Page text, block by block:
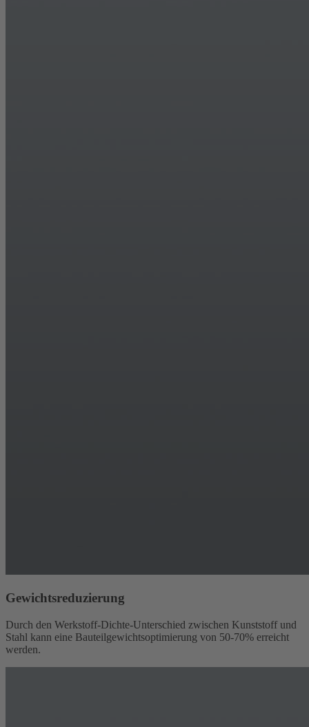
Gewichtsreduzierung
Durch den Werkstoff-Dichte-Unterschied zwischen Kunststoff und
Stahl kann eine Bauteilgewichtsoptimierung von 50-70% erreicht
werden.